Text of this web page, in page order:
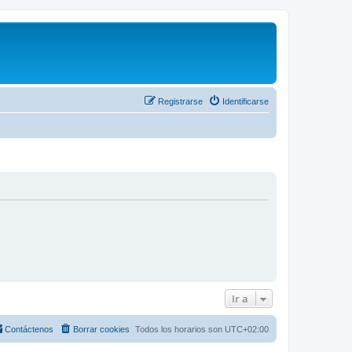
Identificarse
Registrarse
Ir a
Todos los horarios son UTC+02:00
Borrar cookies
Contáctenos